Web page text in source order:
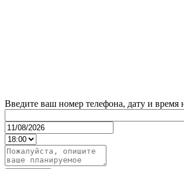
Введите ваш номер телефона, дату и время